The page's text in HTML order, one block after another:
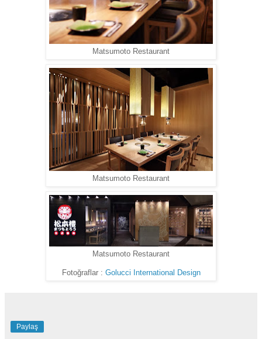
Matsumoto Restaurant
Matsumoto Restaurant
Matsumoto Restaurant
Fotoğraflar : Golucci International Design
Paylaş